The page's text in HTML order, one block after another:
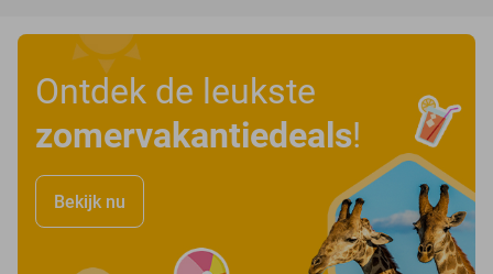
Ontdek de leukste
zomervakantiedeals!
Bekijk nu